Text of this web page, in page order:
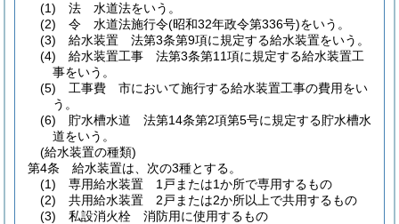
(1)
法 水道法をいう。
(2)
令 水道法施行令(昭和32年政令第336号)をいう。
(3)
給水装置 法第3条第9項に規定する給水装置をいう。
(4)
給水装置工事 法第3条第11項に規定する給水装置工
事をいう。
(5)
工事費 市において施行する給水装置工事の費用をい
う。
(6)
貯水槽水道 法第14条第2項第5号に規定する貯水槽水
道をいう。
(給水装置の種類)
第4条
給水装置は、次の3種とする。
(1)
専用給水装置 1戸または1か所で専用するもの
(2)
共用給水装置 2戸または2か所以上で共用するもの
(3)
私設消火栓 消防用に使用するもの